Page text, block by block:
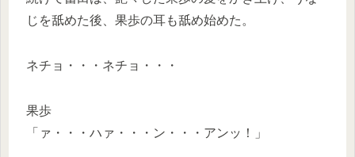
じを舐めた後、果歩の耳も舐め始めた。
ネチョ・・・ネチョ・・・
果歩
「ァ・・・ハァ・・・ン・・・アンッ！」